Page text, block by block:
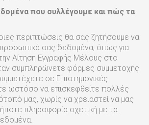
που συλλέγουμε και πώς τα
περιπτώσεις θα σας ζητήσουμε να
σας δεδομένα, όπως για
Αίτηση Εγγραφής Μέλους στο
συμπληρώνετε φόρμες συμμετοχής
σε Επιστημονικές
ωστόσο να επισκεφθείτε πολλές
μας, χωρίς να χρειαστεί να μας
πληροφορία σχετική με τα